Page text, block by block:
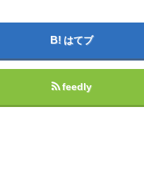
はてブ
feedly